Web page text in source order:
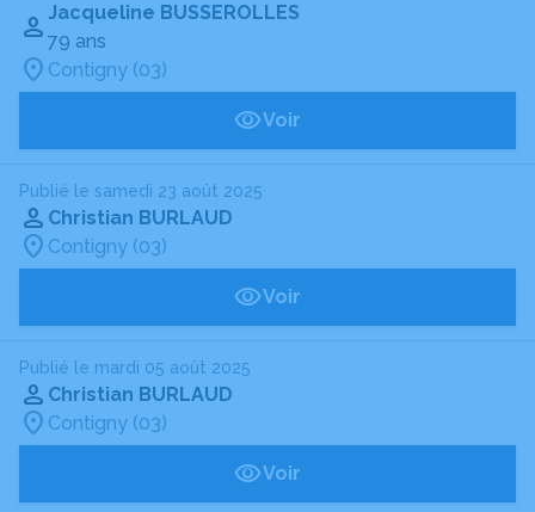
Jacqueline BUSSEROLLES
79 ans
Contigny (03)
Voir
Publié le samedi 23 août 2025
Christian BURLAUD
Contigny (03)
Voir
Publié le mardi 05 août 2025
Christian BURLAUD
Contigny (03)
Voir